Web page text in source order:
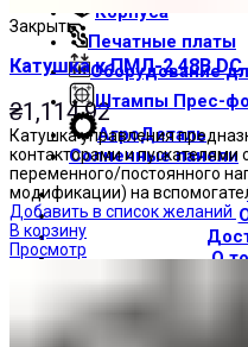
Корпуса
Печатные платы
Оборудование
Штампы Прес-
АгроДеталь
Солнечные панели
О
Закрыть
Катушка к ПМЛ-2 48В DC
₴1,114.92
Катушка управления
контакторами и
переменного/постоянного
модификации) на
Добавить в список желаний
В корзину
Просмотр